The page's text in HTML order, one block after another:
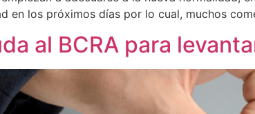
en los próximos días por lo cual, muchos
al BCRA para